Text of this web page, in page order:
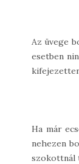
Az üvege
esetben
Ha már
nehezen
szokottnál